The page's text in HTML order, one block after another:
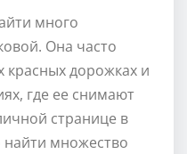
много
Она часто
красных дорожках и
где ее снимают
странице в
множество